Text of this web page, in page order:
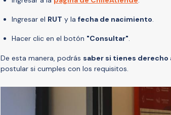
Ingresar el RUT y la fecha de nacimiento.
Hacer clic en el botón "Consultar".
De esta manera, podrás saber si tienes derecho
postular si cumples con los requisitos.